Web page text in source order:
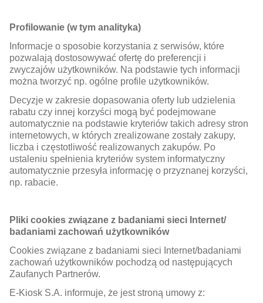
Profilowanie (w tym analityka)
Informacje o sposobie korzystania z serwisów, które
pozwalają dostosowywać ofertę do preferencji i
zwyczajów użytkowników. Na podstawie tych informacji
można tworzyć np. ogólne profile użytkowników.
Decyzje w zakresie dopasowania oferty lub udzielenia
rabatu czy innej korzyści mogą być podejmowane
automatycznie na podstawie kryteriów takich adresy stron
internetowych, w których zrealizowane zostały zakupy,
liczba i częstotliwość realizowanych zakupów. Po
ustaleniu spełnienia kryteriów system informatyczny
automatycznie przesyła informację o przyznanej korzyści,
np. rabacie.
Pliki cookies związane z badaniami sieci Internet/
badaniami zachowań użytkowników
Cookies związane z badaniami sieci Internet/badaniami
zachowań użytkowników pochodzą od następujących
Zaufanych Partnerów.
E-Kiosk S.A. informuje, że jest stroną umowy z: